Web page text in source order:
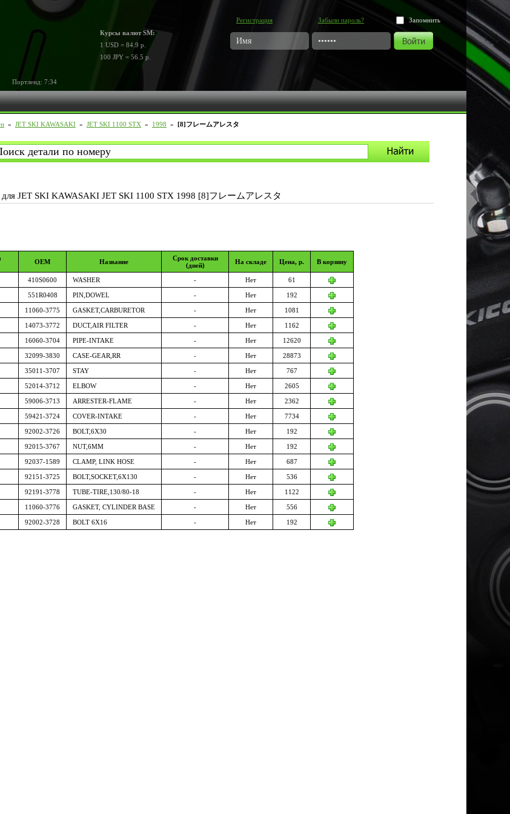
Портленд: 7:34
Курсы валют SM:
1 USD = 84.9 р.
100 JPY = 56.5 р.
Регистрация Забыли пароль? Запомнить
» JET SKI KAWASAKI » JET SKI 1100 STX » 1998 » [8]フレームアレスタ
для JET SKI KAWASAKI JET SKI 1100 STX 1998 [8]フレームアレスタ
OEM Название
Срок доставки
(дней)
На складе Цена, р. В корзину
410S0600 WASHER - Нет 61
551R0408 PIN,DOWEL - Нет 192
11060-3775 GASKET,CARBURETOR - Нет 1081
14073-3772 DUCT,AIR FILTER - Нет 1162
16060-3704 PIPE-INTAKE - Нет 12620
32099-3830 CASE-GEAR,RR - Нет 28873
35011-3707 STAY - Нет 767
52014-3712 ELBOW - Нет 2605
59006-3713 ARRESTER-FLAME - Нет 2362
59421-3724 COVER-INTAKE - Нет 7734
92002-3726 BOLT,6X30 - Нет 192
92015-3767 NUT,6MM - Нет 192
92037-1589 CLAMP, LINK HOSE - Нет 687
92151-3725 BOLT,SOCKET,6X130 - Нет 536
92191-3778 TUBE-TIRE,130/80-18 - Нет 1122
11060-3776 GASKET, CYLINDER BASE - Нет 556
92002-3728 BOLT 6X16 - Нет 192